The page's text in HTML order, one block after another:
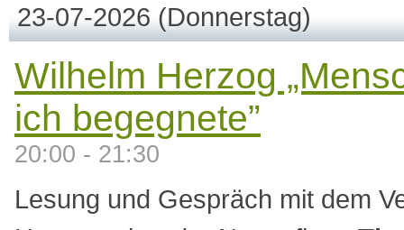
23-07-2026 (Donnerstag)
Wilhelm Herzog
ich begegnete”
20:00 - 21:30
Lesung und Gespräch mit dem